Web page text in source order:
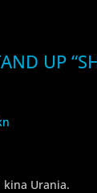
UP
kina Urania.